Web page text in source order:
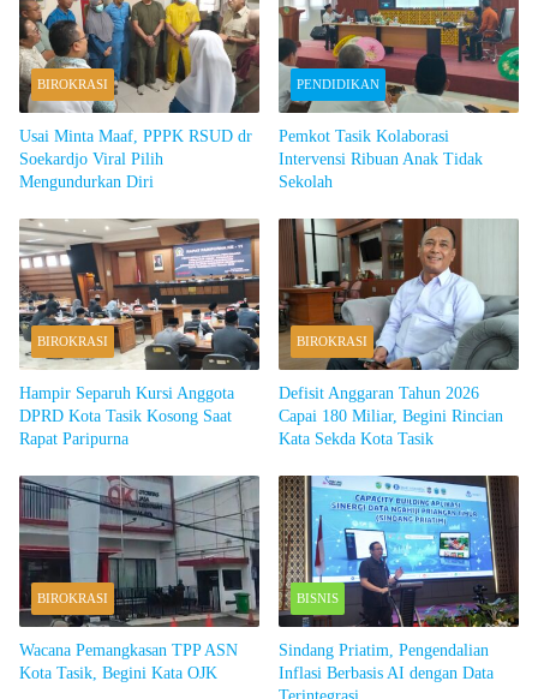
BIROKRASI
Usai Minta Maaf, PPPK RSUD dr
Soekardjo Viral Pilih
Mengundurkan Diri
PENDIDIKAN
Pemkot Tasik Kolaborasi
Intervensi Ribuan Anak Tidak
Sekolah
BIROKRASI
Hampir Separuh Kursi Anggota
DPRD Kota Tasik Kosong Saat
Rapat Paripurna
BIROKRASI
Defisit Anggaran Tahun 2026
Capai 180 Miliar, Begini Rincian
Kata Sekda Kota Tasik
BIROKRASI
Wacana Pemangkasan TPP ASN
Kota Tasik, Begini Kata OJK
BISNIS
Sindang Priatim, Pengendalian
Inflasi Berbasis AI dengan Data